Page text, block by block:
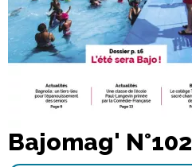
Bajomag' N°102